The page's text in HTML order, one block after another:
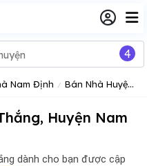
Nam Định Bán Nhà Huyện Nam Trực
Huyện Nam
dành cho bạn được cập
4